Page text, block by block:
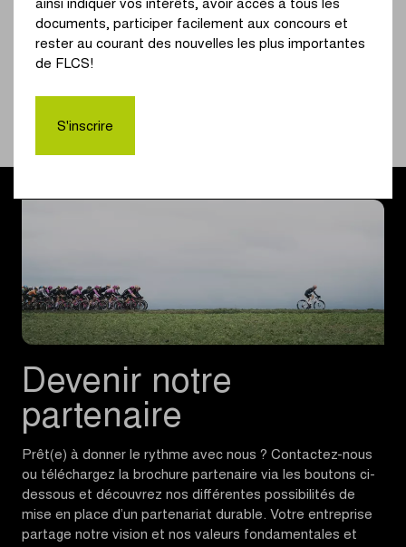
d'honneur du Grand Prix de l'Escaut. Nienke Veenhoven
et Elisa Balsamo ont complété le podium.
Téléchargez les résultats
Devenir notre
partenaire
Prêt(e) à donner le rythme avec nous ? Contactez-nous
ou téléchargez la brochure partenaire via les boutons ci-
dessous et découvrez nos différentes possibilités de
mise en place d’un partenariat durable. Votre entreprise
partage notre vision et nos valeurs fondamentales et
ainsi indiquer vos intérêts, avoir accès à tous les
documents, participer facilement aux concours et
rester au courant des nouvelles les plus importantes
de FLCS!
S'inscrire